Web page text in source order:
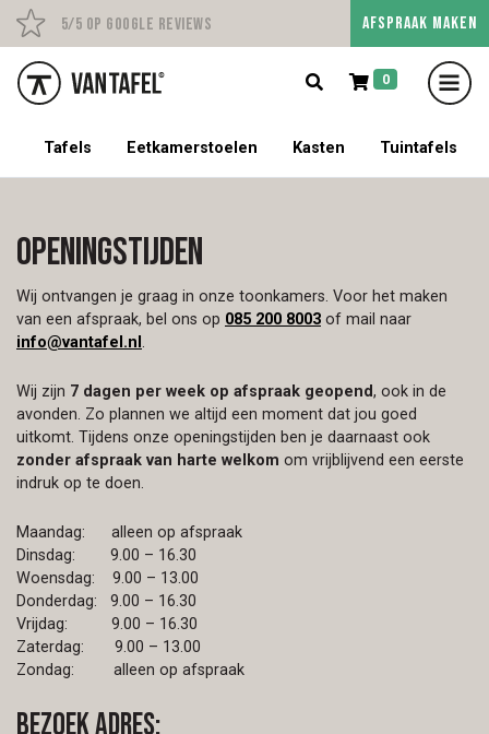
5/5 op Google Reviews Persoonlijk advies op
AFSPRAAK MAKEN
0
5% korting op een tafel met stoelen!
Tafels Eetkamerstoelen Kasten Tuintafels
Openingstijden
Wij ontvangen je graag in onze toonkamers. Voor het maken
van een afspraak, bel ons op 085 200 8003 of mail naar
info@vantafel.nl .
Wij zijn 7 dagen per week op afspraak geopend, ook in de
avonden. Zo plannen we altijd een moment dat jou goed
uitkomt. Tijdens onze openingstijden ben je daarnaast ook
zonder afspraak van harte welkom om vrijblijvend een eerste
indruk op te doen.
Maandag: alleen op afspraak
Dinsdag: 9.00 – 16.30
Woensdag: 9.00 – 13.00
Donderdag: 9.00 – 16.30
Vrijdag: 9.00 – 16.30
Zaterdag: 9.00 – 13.00
Zondag: alleen op afspraak
Bezoek adres: